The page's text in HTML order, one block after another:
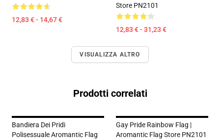
12,83 € - 14,67 €
Store PN2101
12,83 € - 31,23 €
VISUALIZZA ALTRO
Prodotti correlati
Bandiera Dei Pridi
Polisessuale Aromantic Flag
Gay Pride Rainbow Flag |
Aromantic Flag Store PN2101